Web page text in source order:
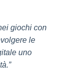
giochi con
le
uno